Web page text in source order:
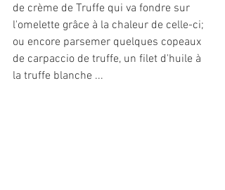
de crème de Truffe qui va fondre sur
l'omelette grâce à la chaleur de celle-ci;
ou encore parsemer quelques copeaux
de carpaccio de truffe, un filet d'huile à
la truffe blanche ...